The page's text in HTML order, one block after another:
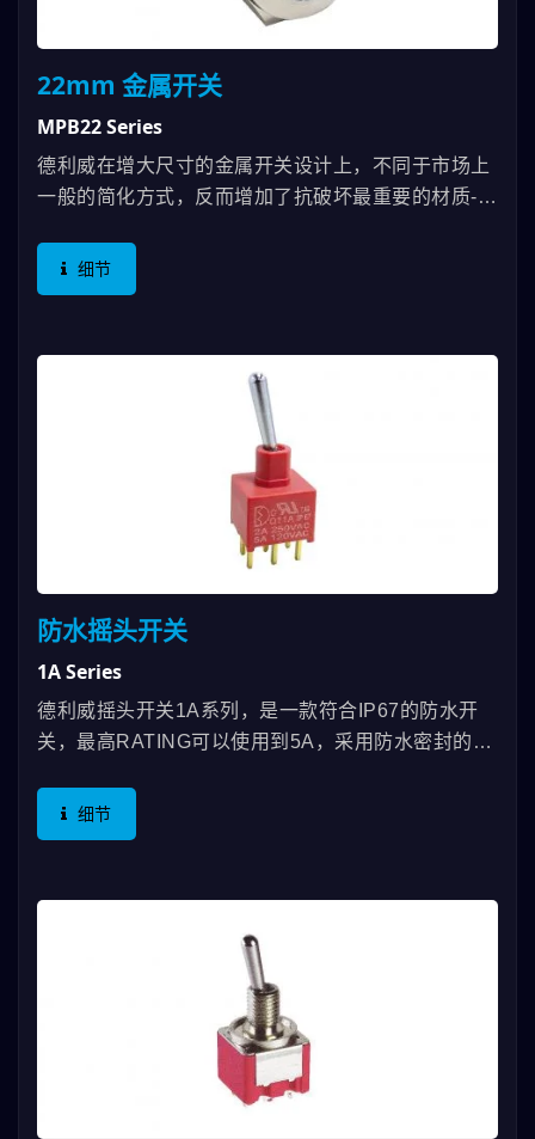
22mm 金属开关
MPB22 Series
德利威在增大尺寸的金属开关设计上，不同于市场上
一般的简化方式，反而增加了抗破坏最重要的材质-金
题，维持了IK10与IP67的等级，使用上，也维持方便
性，只需要懂我们一种尺寸的开关就好。 22mm金
3A/250VAC。若要更高电流规格，德利威还有另一个
大电流开关-MW系列可以供使用者选用。
细节
防水摇头开关
1A Series
德利威摇头开关1A系列，是一款符合IP67的防水开
关，最高RATING可以使用到5A，采用防水密封的设
常的开关功能，有SPDT、DPDT、3PDT等规格可选
择，铜头和底座材质皆符合尼龙UL94V-0标准。
细节